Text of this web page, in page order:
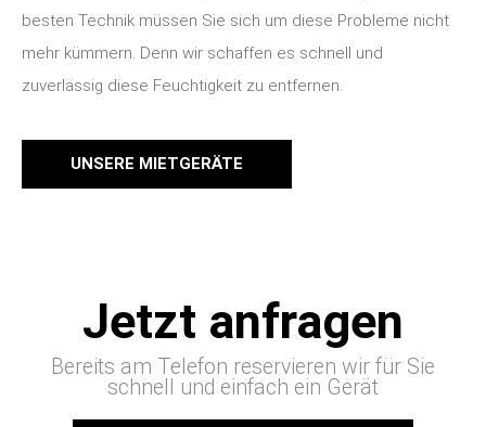
besten Technik müssen Sie sich um diese Probleme nicht
mehr kümmern. Denn wir schaffen es schnell und
zuverlässig diese Feuchtigkeit zu entfernen.
UNSERE MIETGERÄTE
Jetzt anfragen
Bereits am Telefon reservieren wir für Sie
schnell und einfach ein Gerät